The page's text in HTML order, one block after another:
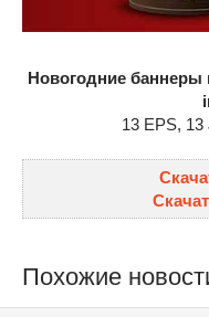
Новогодние баннеры
13 EPS,
Похожие